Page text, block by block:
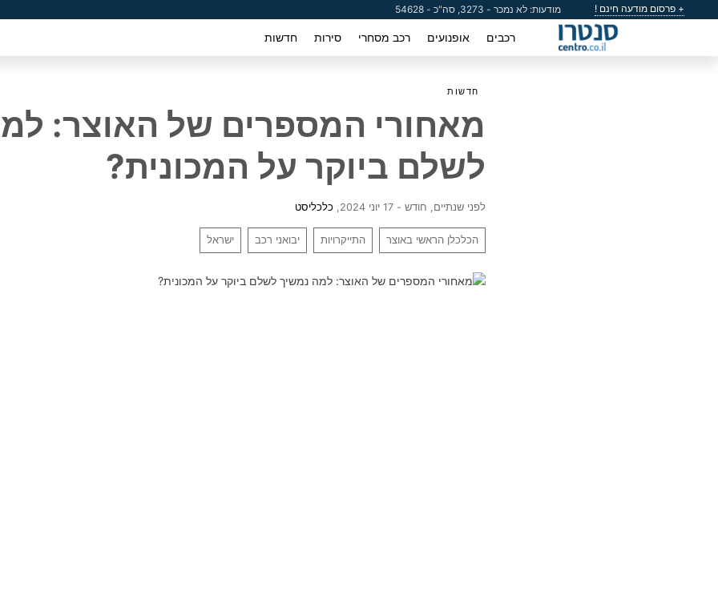
+ פרסום מודעה חינם ! מודעות: לא נמכר - 3273, סה"כ - 54628
רכבים אופנועים רכב מסחרי סירות חדשות
חדשות
מאחורי המספרים של האוצר:
לשלם ביוקר על המכונית?
לפני שנתיים, חודש - 17 יוני 2024 כלכליסט
הכלכלן הראשי באוצר התייקרויות יבואני רכב ישראל